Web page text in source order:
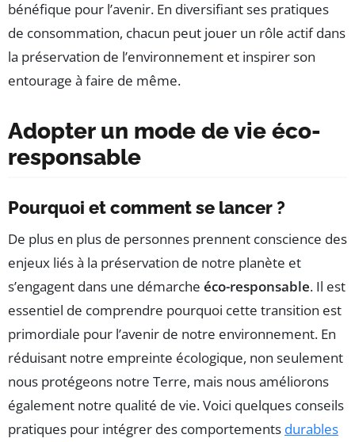
bénéfique pour l’avenir. En diversifiant ses pratiques
de consommation, chacun peut jouer un rôle actif dans
la préservation de l’environnement et inspirer son
entourage à faire de même.
Adopter un mode de vie éco-
responsable
Pourquoi et comment se lancer ?
De plus en plus de personnes prennent conscience des
enjeux liés à la préservation de notre planète et
s’engagent dans une démarche éco-responsable. Il est
essentiel de comprendre pourquoi cette transition est
primordiale pour l’avenir de notre environnement. En
réduisant notre empreinte écologique, non seulement
nous protégeons notre Terre, mais nous améliorons
également notre qualité de vie. Voici quelques conseils
pratiques pour intégrer des comportements durables